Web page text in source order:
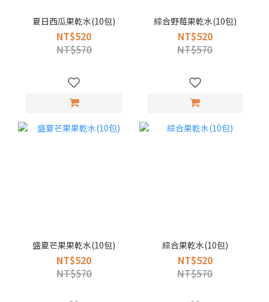
夏日西瓜果乾水(10包)
NT$520
NT$570
綜合野莓果乾水(10包)
NT$520
NT$570
盛夏芒果果乾水(10包)
NT$520
NT$570
綜合果乾水(10包)
NT$520
NT$570